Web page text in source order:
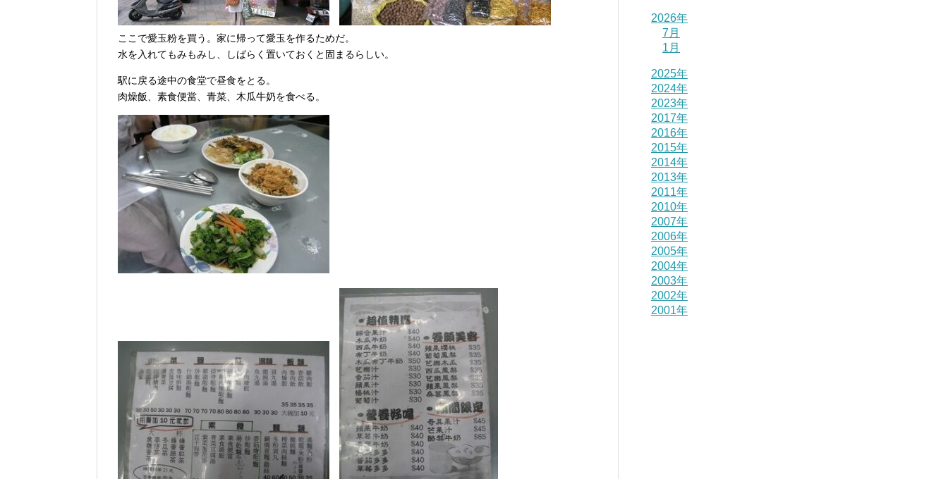
ここで愛玉粉を買う。家に帰って愛玉を作るためだ。
水を入れてもみもみし、しばらく置いておくと固まるらしい。
駅に戻る途中の食堂で昼食をとる。
肉燥飯、素食便當、青菜、木瓜牛奶を食べる。
2026年
7月
1月
2025年
2024年
2023年
2017年
2016年
2015年
2014年
2013年
2011年
2010年
2007年
2006年
2005年
2004年
2003年
2002年
2001年